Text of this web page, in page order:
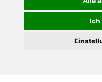
Ich